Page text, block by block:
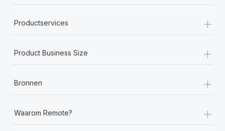
Productservices +
Product Business Size +
Bronnen +
Waarom Remote? +